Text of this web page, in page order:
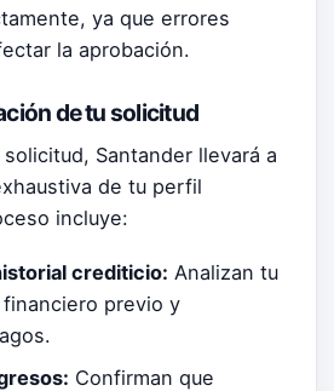
ya que errores
la aprobación.
de tu solicitud
Santander llevará a
de tu perfil
incluye:
crediticio: Analizan tu
previo y
Confirman que